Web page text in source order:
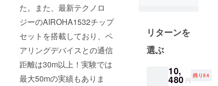
た。また、最新テクノロ
ジーのAIROHA1532チップ
セットを搭載しており、ペ
アリングデバイスとの通信
距離は30m以上！実験では
最大50mの実績もありま
す。2009年
の設立から
貿易業にお
きまして、
カリフォル
リターンを
選ぶ
10,
480 円
残り54